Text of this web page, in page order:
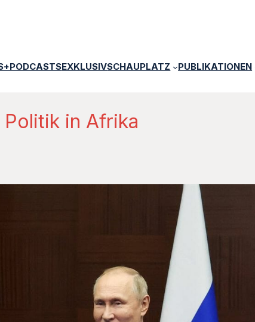
EXKLUSIVSCHAUPLATZ PUBLIKATIONEN
in Afrika